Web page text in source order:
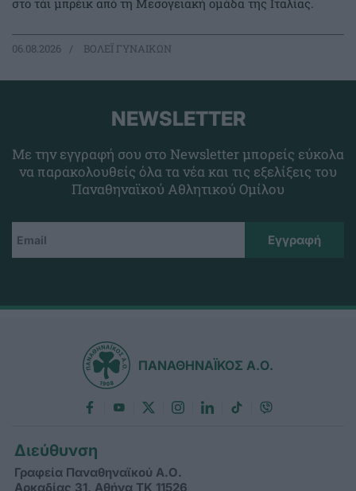
στο τάι μπρέικ από τη Μεσογειακή ομάδα της Ιταλίας.
06.08.2026 ΒΟΛΕΪ ΓΥΝΑΙΚΩΝ
NEWSLETTER
Με την εγγραφή σου στο Newsletter μπορείς εύκολα
να παρακολουθείς όλα τα νέα και τις εξελίξεις του
Παναθηναϊκού Αθλητικού Ομίλου
ΠΑΝΑΘΗΝΑΪΚΟΣ Α.Ο.
Διεύθυνση
Γραφεία Παναθηναϊκού Α.Ο.
Αρκαδίας 31, Αθήνα ΤΚ 11526